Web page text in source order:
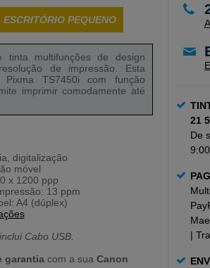
21
De
|
ESCRITÓRIO PEQUENO
tinta multifunções de design
de impressão. Esta
Pixma TS7450i com função
imprimir comodamente até
digitalização
móvel
x 1200 ppp
13 ppm
A4 (dúplex)
Cabo USB.
garantia com a sua Canon